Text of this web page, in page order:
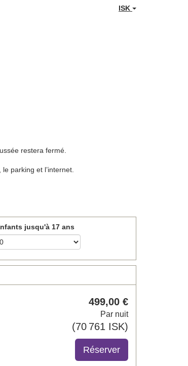
ISK
restera fermé.
parking et l’internet.
jusqu'à 17 ans
499,00 €
Par nuit
(70 761 ISK)